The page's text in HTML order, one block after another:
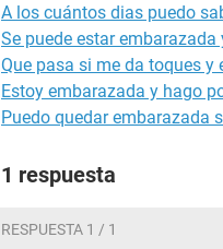
A los cuántos dias puedo
Se puede estar embarazada
Que pasa si me da toques y
Estoy embarazada y hago
Puedo quedar embarazada
1 respuesta
RESPUESTA 1 / 1